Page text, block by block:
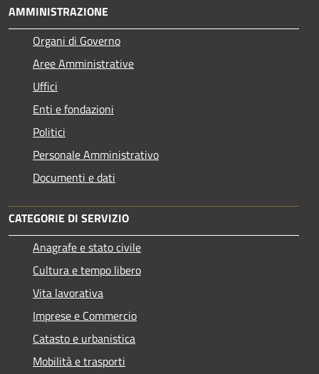
AMMINISTRAZIONE
Organi di Governo
Aree Amministrative
Uffici
Enti e fondazioni
Politici
Personale Amministrativo
Documenti e dati
CATEGORIE DI SERVIZIO
Anagrafe e stato civile
Cultura e tempo libero
Vita lavorativa
Imprese e Commercio
Catasto e urbanistica
Mobilità e trasporti